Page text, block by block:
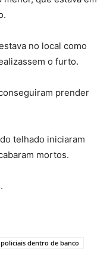
no local como
o furto.
prender
telhado iniciaram
mortos.
dentro de banco